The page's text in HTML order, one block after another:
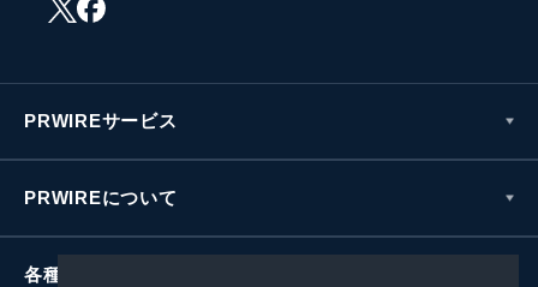
PRWIREサービス
PRWIREについて
各種お問い合わせ